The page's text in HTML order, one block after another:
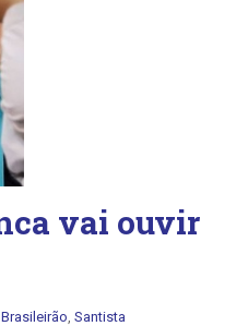
vai ouvir
Brasileirão, Santista